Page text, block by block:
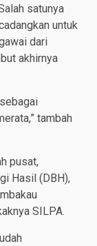
satunya
untuk
dari
akhirnya
tambah
pusat,
Hasil (DBH),
SILPA.